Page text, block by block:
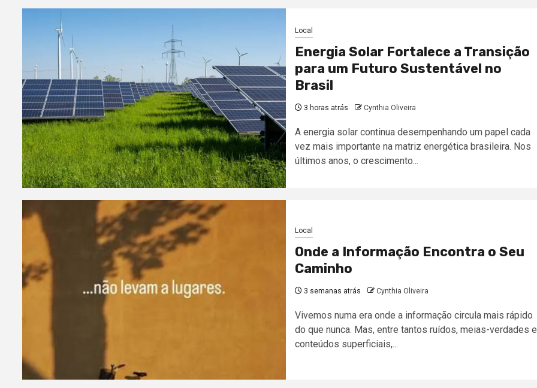
Local
Energia Solar Fortalece a Transição
para um Futuro Sustentável no
Brasil
3 horas atrás Cynthia Oliveira
A energia solar continua desempenhando um papel cada
vez mais importante na matriz energética brasileira. Nos
últimos anos, o crescimento...
Local
Onde a Informação Encontra o Seu
Caminho
3 semanas atrás Cynthia Oliveira
Vivemos numa era onde a informação circula mais rápido
do que nunca. Mas, entre tantos ruídos, meias-verdades e
conteúdos superficiais,...